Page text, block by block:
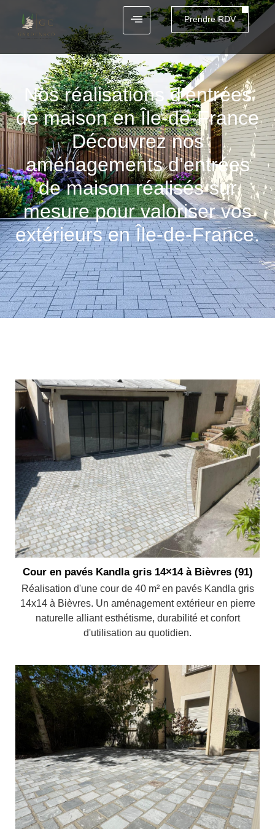
Prendre RDV
Nos réalisations d’entrées
de maison en Île-de-France
Découvrez nos
aménagements d’entrées
de maison réalisés sur
mesure pour valoriser vos
extérieurs en Île-de-France.
Cour en pavés Kandla gris 14×14 à Bièvres (91)
Réalisation d'une cour de 40 m² en pavés Kandla gris
14x14 à Bièvres. Un aménagement extérieur en pierre
naturelle alliant esthétisme, durabilité et confort
d'utilisation au quotidien.